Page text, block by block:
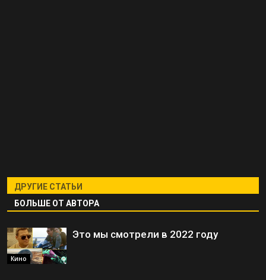
ДРУГИЕ СТАТЬИ
БОЛЬШЕ ОТ АВТОРА
Кино
Это мы смотрели в 2022 году